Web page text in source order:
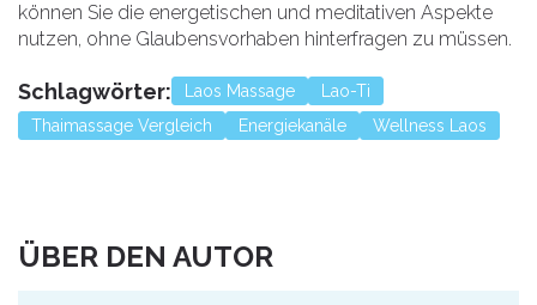
können Sie die energetischen und meditativen Aspekte
nutzen, ohne Glaubensvorhaben hinterfragen zu müssen.
Schlagwörter: Laos Massage
Lao-Ti
Thaimassage Vergleich
Energiekanäle Wellness Laos
ÜBER DEN AUTOR